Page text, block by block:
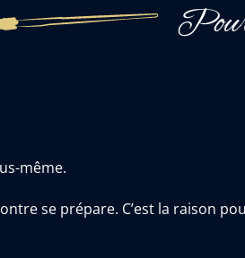
même.
se prépare. C’est la raison